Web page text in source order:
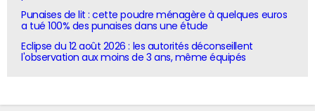
Punaises de lit : cette poudre ménagère à quelques euros
a tué 100% des punaises dans une étude
Eclipse du 12 août 2026 : les autorités déconseillent
l'observation aux moins de 3 ans, même équipés